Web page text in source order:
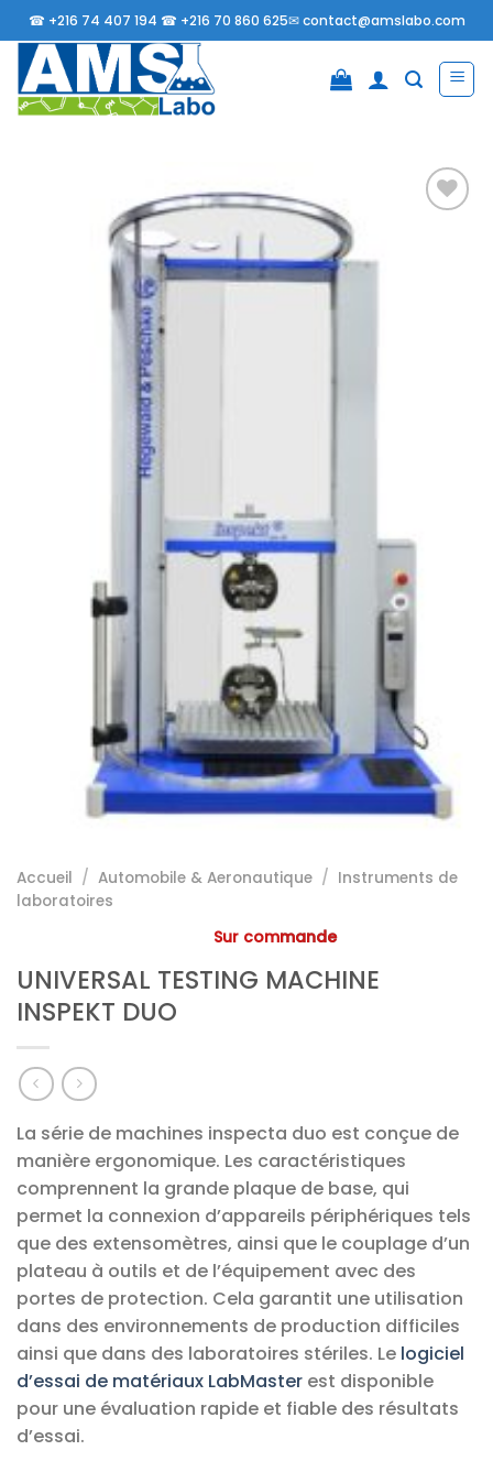
Passer
au
contenu
☎ +216 74 407 194 ☎ +216 70 860 625✉contact@amslabo.com
Accueil / Automobile & Aeronautique / Instruments de
laboratoires
Sur commande
UNIVERSAL TESTING MACHINE
INSPEKT DUO
La série de machines inspecta duo est conçue de
manière ergonomique. Les caractéristiques
comprennent la grande plaque de base, qui
permet la connexion d’appareils périphériques tels
que des extensomètres, ainsi que le couplage d’un
plateau à outils et de l’équipement avec des
portes de protection. Cela garantit une utilisation
dans des environnements de production difficiles
ainsi que dans des laboratoires stériles. Le logiciel
d’essai de matériaux LabMaster est disponible
pour une évaluation rapide et fiable des résultats
d’essai.